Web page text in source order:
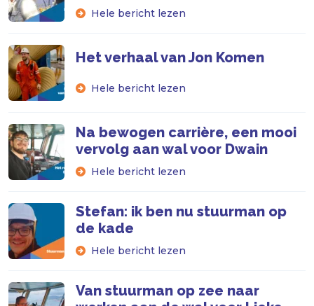
Hele bericht lezen
Het verhaal van Jon Komen
Hele bericht lezen
Na bewogen carrière, een mooi
vervolg aan wal voor Dwain
Hele bericht lezen
Stefan: ik ben nu stuurman op
de kade
Hele bericht lezen
Van stuurman op zee naar